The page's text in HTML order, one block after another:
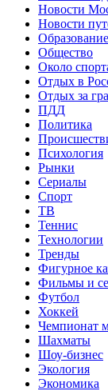
Новости
Новости
Образование
Общество
Около
Отдых в
Отдых за
ПДД
Политика
Психология
Рынки
Сериалы
Спорт
ТВ
Теннис
Технологии
Тренды
Фигурное
Фильмы и
Футбол
Хоккей
Чемпионат
Шахматы
Шоу-бизнес
Экология
Экономика